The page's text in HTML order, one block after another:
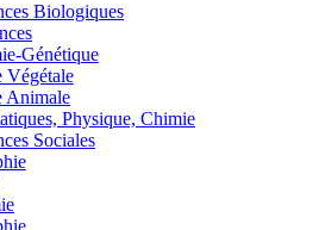
Biologiques
Génétique
Végétale
Animale
Physique, Chimie
Sociales